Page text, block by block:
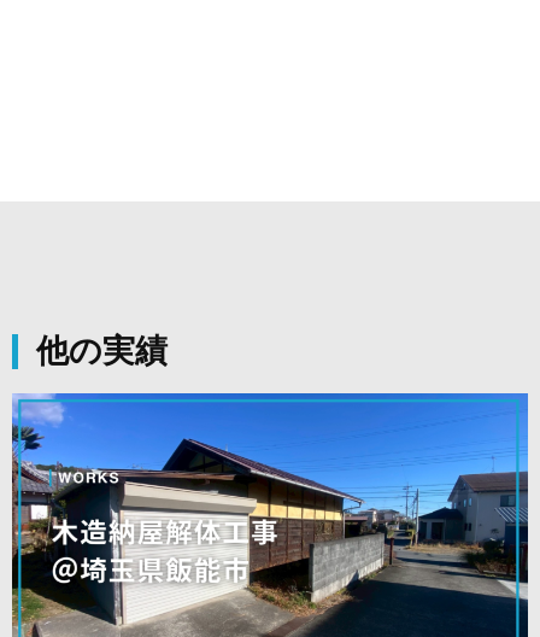
他の実績